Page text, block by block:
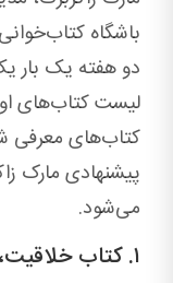
باشگاه
دو هفته یک بار
لیست کتاب‌های
کتاب‌های معرفی
پیشنهادی مارک
می‌شود.
۱. کتاب خلاقیت، شرکت و یا .Creativity, Inc